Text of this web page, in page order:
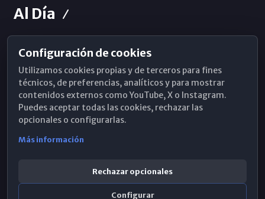
Al Día
Horarios de Misa
Hemeroteca
WhatsApp
Configuración de cookies
Utilizamos cookies propias y de terceros para fines
técnicos, de preferencias, analíticos y para mostrar
contenidos externos como YouTube, X o Instagram.
Puedes aceptar todas las cookies, rechazar las
opcionales o configurarlas.
Más información
Rechazar opcionales
Configurar